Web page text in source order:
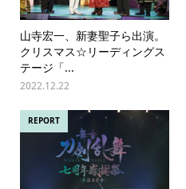
山寺宏一、新妻聖子ら出演。
クリスマス☆リーディングス
テージ「...
2022.12.22
REPORT